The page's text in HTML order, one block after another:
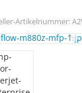
Artikelnummer: